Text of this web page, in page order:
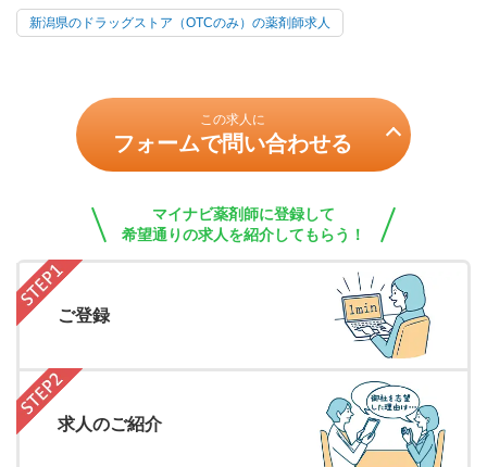
新潟県のドラッグストア（OTCのみ）の薬剤師求人
この求人に
フォームで問い合わせる
マイナビ薬剤師に登録して
希望通りの求人を紹介してもらう！
ご登録
求人のご紹介